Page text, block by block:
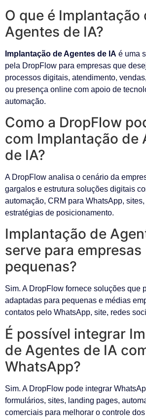
O que é Implantação
Agentes de IA?
Implantação de Agentes de IA é uma
pela DropFlow para empresas que
processos digitais, atendimento,
ou presença online com apoio de
automação.
Como a DropFlow
com Implantação de
de IA?
A DropFlow analisa o cenário da
gargalos e estrutura soluções digitais
automação, CRM para WhatsApp,
estratégias de posicionamento.
Implantação de
serve para empresas
pequenas?
Sim. A DropFlow fornece soluções que
adaptadas para pequenas e médias
contatos pelo WhatsApp, site, redes
É possível integrar
de Agentes de IA
WhatsApp?
Sim. A DropFlow pode integrar
formulários, sites, landing pages,
comerciais para melhorar o controle